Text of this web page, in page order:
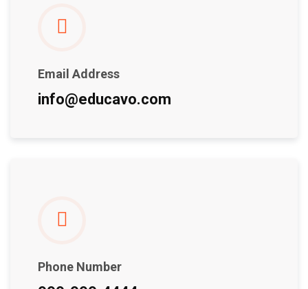
Email Address
info@educavo.com
Phone Number